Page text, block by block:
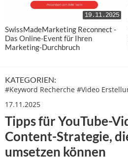
19.11.2025
SwissMadeMarketing Reconnect -
Das Online-Event für Ihren
Marketing-Durchbruch
KATEGORIEN:
#Keyword Recherche #Video
17.11.2025
Tipps für YouTube-
Content-Strategie,
umsetzen können